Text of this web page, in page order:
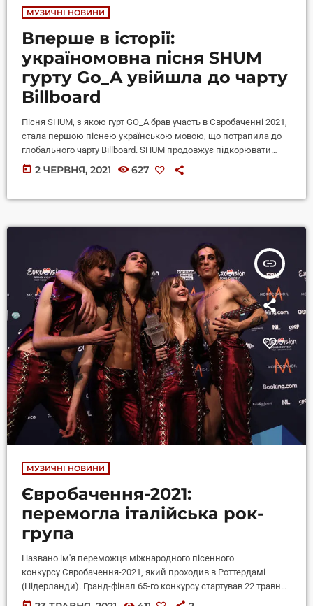
МУЗИЧНІ НОВИНИ
Вперше в історії:
україномовна пісня SHUM
гурту Go_A увійшла до чарту
Billboard
Пісня SHUM, з якою гурт GO_A брав участь в Євробаченні 2021,
стала першою піснею українською мовою, що потрапила до
глобального чарту Billboard. SHUM продовжує підкорювати
серця меломанів по всьому світу. Через тиждень після гранд-
фіналу Євробачення 2021 пісня українською мовою
скріншот з сайту […]
today 2 ЧЕРВНЯ, 2021 627
insert_link
МУЗИЧНІ НОВИНИ
Євробачення-2021:
перемогла італійська рок-
група
Названо ім'я переможця міжнародного пісенного
конкурсу Євробачення-2021, який проходив в Роттердамі
(Нідерланди). Гранд-фінал 65-го конкурсу стартував 22 травня
ов 22:00. На сцену вийшли представники від 26 країн-